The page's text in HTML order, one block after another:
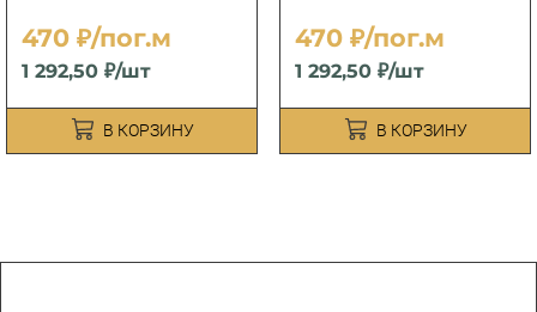
470 ₽/пог.м
1 292,50 ₽/шт
В КОРЗИНУ
470 ₽/пог.м
1 292,50 ₽/шт
В КОРЗИНУ